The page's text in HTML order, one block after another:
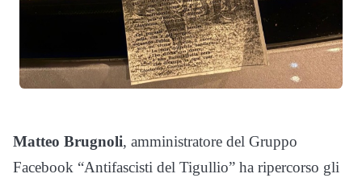
Matteo Brugnoli, amministratore del Gruppo
Facebook “Antifascisti del Tigullio” ha ripercorso gli